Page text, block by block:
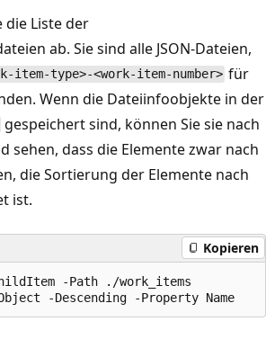
die Liste der
ab. Sie sind alle JSON-Dateien,
item-type>-<work-item-number> für
Wenn die Dateiinfoobjekte in der
gespeichert sind, können Sie sie nach
sehen, dass die Elemente zwar nach
die Sortierung der Elemente nach
ist.
Kopieren
-Path ./work_items